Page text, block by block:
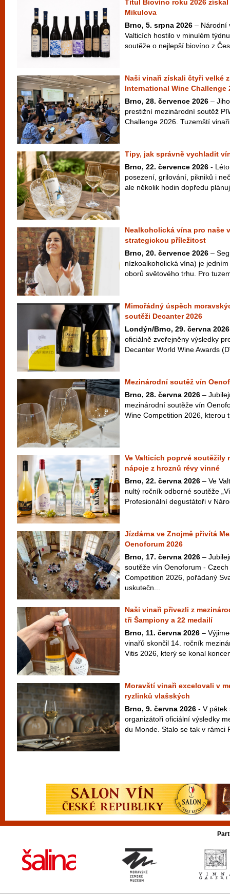
Titul Biovíno roku 2026
Mikulova
Brno, 5. srpna 2026 – Národní
Valticích hostilo v minulém
soutěže o nejlepší biovíno z
Naši vinaři získali čtyři velké
International Wine Challenge
Brno, 28. července 2026 –
prestižní mezinárodní soutěž
Challenge 2026. Tuzemští
Tipy, jak správně vychladit
Brno, 22. července 2026 -
posezení, grilování, pikniků i
ale několik hodin dopředu
Nealkoholická vína pro naše
strategickou příležitost
Brno, 20. července 2026 –
nízkoalkoholická vína) je
oborů světového trhu. Pro
Mimořádný úspěch
soutěži Decanter 2026
Londýn/Brno, 29. června 2026
oficiálně zveřejněny výsledky
Decanter World Wine Awards
Mezinárodní soutěž vín
Brno, 28. června 2026 –
mezinárodní soutěže vín
Wine Competition 2026, kterou
Ve Valticích poprvé soutěžily
nápoje z hroznů révy vinné
Brno, 22. června 2026 – Ve
nultý ročník odborné soutěže
Profesionální degustátoři v
Jízdárna ve Znojmě přivítá
Oenoforum 2026
Brno, 17. června 2026 –
soutěže vín Oenoforum -
Competition 2026, pořádaný
uskutečn...
Naši vinaři přivezli z
tři Šampiony a 22 medailí
Brno, 11. června 2026 –
vinařů skončil 14. ročník
Vitis 2026, který se konal
Moravští vinaři excelovali v
ryzlinků vlašských
Brno, 9. června 2026 - V pátek
organizátoři oficiální výsledky
du Monde. Stalo se tak v rámci